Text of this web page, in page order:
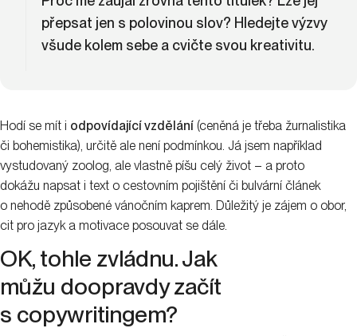
přepsat jen s polovinou slov? Hledejte výzvy
všude kolem sebe a cvičte svou kreativitu.
Hodí se mít i odpovídající vzdělání (ceněná je třeba žurnalistika
či bohemistika), určitě ale není podmínkou. Já jsem například
vystudovaný zoolog, ale vlastně píšu celý život – a proto
dokážu napsat i text o cestovním pojištění či bulvární článek
o nehodě způsobené vánočním kaprem. Důležitý je zájem o obor,
cit pro jazyk a motivace posouvat se dále.
OK, tohle zvládnu. Jak
můžu doopravdy začít
s copywritingem?